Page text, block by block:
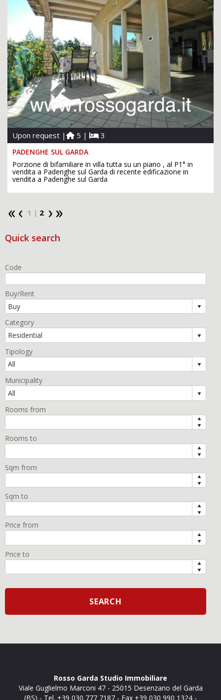
Upon request | 5 | 3
PADENGHE SUL GARDA
Porzione di bifamiliare in villa tutta su un piano , al P1° in
vendita a Padenghe sul Garda di recente edificazione in
vendita a Padenghe sul Garda
1 | 2
Quick search
Code
Buy/Rent
Category
Tipology
Municipality
Rooms from
Rooms to
Sqm from
Sqm to
Price from
Price to
Rosso Garda Studio Immobiliare
Viale Guglielmo Marconi 47- 25015 Desenzano del Garda
(BS) - Tel. +39 030 777 7187 - Fax +39 030 990 1324 -